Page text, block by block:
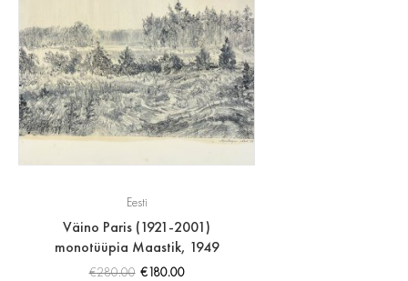
Eesti
Väino Paris (1921-2001)
monotüüpia Maastik, 1949
€280.00 €180.00